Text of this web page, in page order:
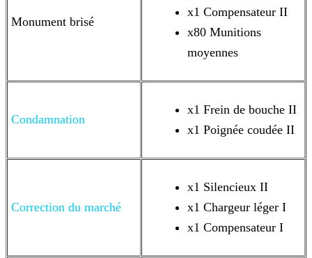
Monument brisé
x1 Compensateur II
x80 Munitions
moyennes
Condamnation
x1 Frein de bouche II
x1 Poignée coudée II
Correction du marché
x1 Silencieux II
x1 Chargeur léger I
x1 Compensateur I